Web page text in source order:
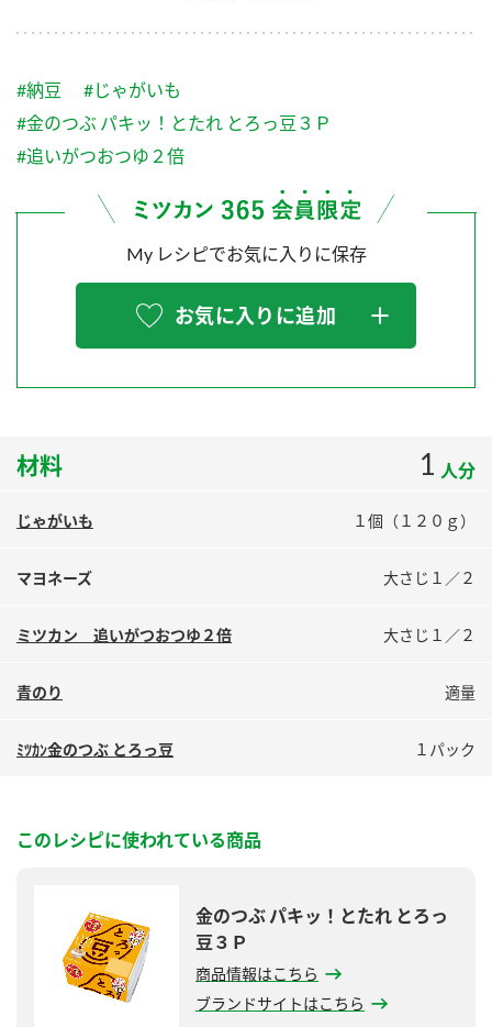
炊き込みご飯の素
納豆のサイト
PIN印
三ツ判山吹
スペシャルサイト
お酢を知ろう！
ミツカンのCM
ロングセラー商品 ＋ おすすめレシピ
ZENB initiative
MIM（ミツカンミュージアム）
おいしさと健康への取り組み
お客様相談センター
販売終了製品のご案内
よくあるご質問
地図から取り扱い店舗を探す
#納豆
#じゃがいも
#金のつぶ パキッ！とたれ とろっ豆３Ｐ
#追いがつおつゆ２倍
My レシピでお気に入りに保存
お気に入りに追加
材料 1 人分
じゃがいも １個（１２０ｇ）
マヨネーズ 大さじ１／２
ミツカン 追いがつおつゆ２倍 大さじ１／２
青のり 適量
ﾐﾂｶﾝ金のつぶ とろっ豆 １パック
このレシピに使われている商品
金のつぶ パキッ！とたれ とろっ
豆３Ｐ
商品情報はこちら
ブランドサイトはこちら